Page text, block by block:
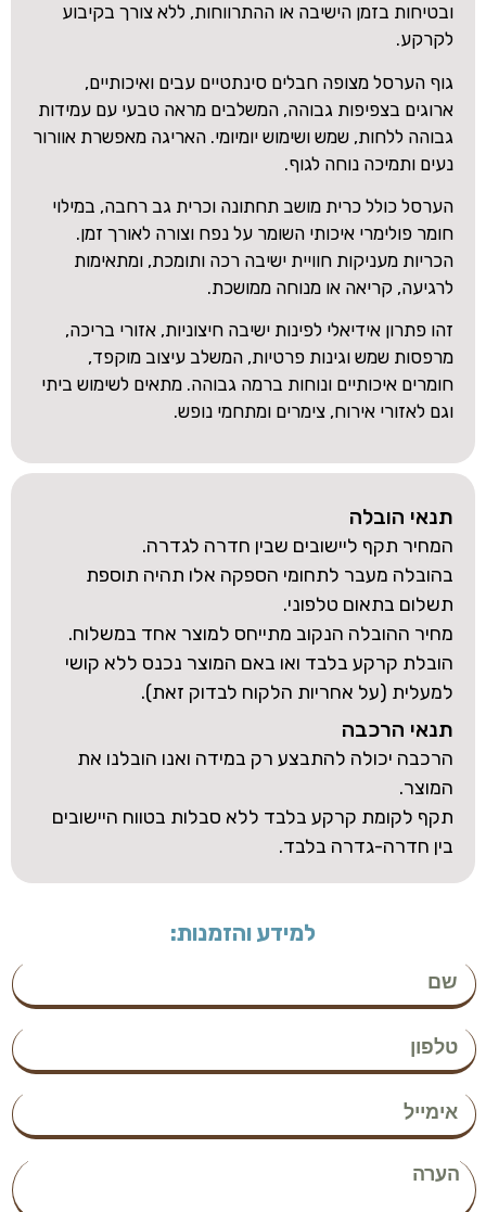
למידע והזמנות:
ובטיחות בזמן הישיבה או ההתרווחות, ללא צורך בקיבוע
לקרקע.
גוף הערסל מצופה חבלים סינתטיים עבים ואיכותיים,
ארוגים בצפיפות גבוהה, המשלבים מראה טבעי עם עמידות
גבוהה ללחות, שמש ושימוש יומיומי. האריגה מאפשרת אוורור
נעים ותמיכה נוחה לגוף.
הערסל כולל כרית מושב תחתונה וכרית גב רחבה, במילוי
חומר פולימרי איכותי השומר על נפח וצורה לאורך זמן.
הכריות מעניקות חוויית ישיבה רכה ותומכת, ומתאימות
לרגיעה, קריאה או מנוחה ממושכת.
זהו פתרון אידיאלי לפינות ישיבה חיצוניות, אזורי בריכה,
מרפסות שמש וגינות פרטיות, המשלב עיצוב מוקפד,
חומרים איכותיים ונוחות ברמה גבוהה. מתאים לשימוש ביתי
וגם לאזורי אירוח, צימרים ומתחמי נופש.
תנאי הובלה
המחיר תקף ליישובים שבין חדרה לגדרה.
בהובלה מעבר לתחומי הספקה אלו תהיה תוספת
תשלום בתאום טלפוני.
מחיר ההובלה הנקוב מתייחס למוצר אחד במשלוח.
הובלת קרקע בלבד ואו באם המוצר נכנס ללא קושי
למעלית (על אחריות הלקוח לבדוק זאת).
תנאי הרכבה
הרכבה יכולה להתבצע רק במידה ואנו הובלנו את
המוצר.
תקף לקומת קרקע בלבד ללא סבלות בטווח היישובים
בין חדרה-גדרה בלבד.